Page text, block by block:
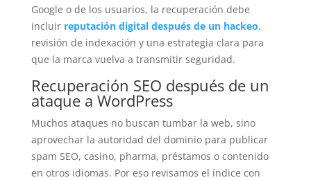
Google o de los usuarios, la recuperación debe
incluir reputación digital después de un hackeo,
revisión de indexación y una estrategia clara para
que la marca vuelva a transmitir seguridad.
Recuperación SEO después de un
ataque a WordPress
Muchos ataques no buscan tumbar la web, sino
aprovechar la autoridad del dominio para publicar
spam SEO, casino, pharma, préstamos o contenido
en otros idiomas. Por eso revisamos el índice con